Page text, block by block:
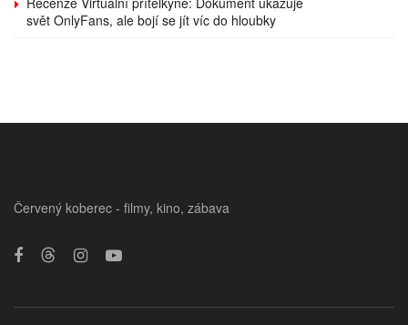
svět OnlyFans, ale bojí se jít víc do hloubky
Červený koberec - filmy, kino, zábava